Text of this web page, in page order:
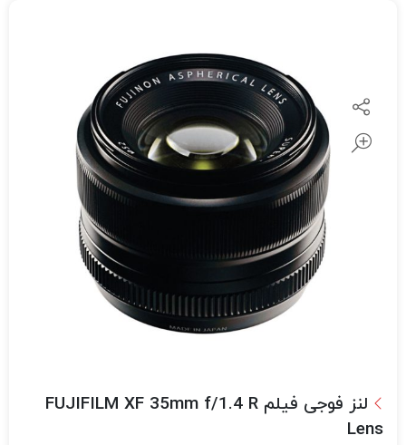
لنز فوجی فیلم FUJIFILM XF 35mm f/1.4 R
Lens